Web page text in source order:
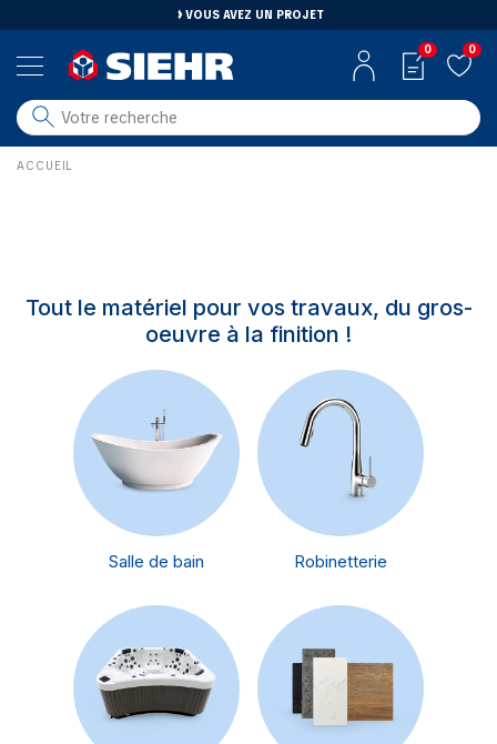
VOUS AVEZ UN PROJET
salle de bain
carrelage
aménagement
0 0
ACCUEIL
Tout le matériel pour vos travaux, du gros-
oeuvre à la finition !
Salle de bain Robinetterie